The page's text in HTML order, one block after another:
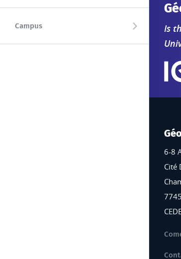
Campus
Is
6-8
Cité